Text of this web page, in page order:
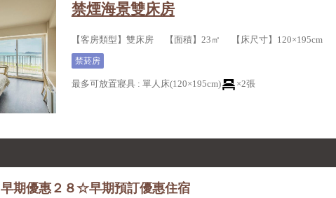
禁煙海景雙床房
【客房類型】雙床房 【面積】23㎡ 【床尺寸】120×195cm
禁菸房
最多可放置寢具: 單人床(120×195cm) ×2張
早期優惠２８☆早期預訂優惠住宿